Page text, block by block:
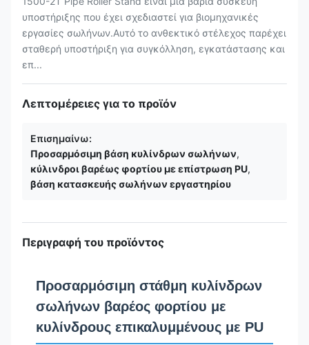
υποστήριξης που έχει σχεδιαστεί για βιομηχανικές
εργασίες σωλήνων.Αυτό το ανθεκτικό στέλεχος παρέχει
σταθερή υποστήριξη για συγκόλληση, εγκατάστασης και
επ...
Λεπτομέρειες για το προϊόν
Επισημαίνω:
Προσαρμόσιμη βάση κυλίνδρων σωλήνων,
κύλινδροι βαρέως φορτίου με επίστρωση PU,
βάση κατασκευής σωλήνων εργαστηρίου
Περιγραφή του προϊόντος
Προσαρμόσιμη στάθμη κυλίνδρων
σωλήνων βαρέος φορτίου με
κυλίνδρους επικαλυμμένους με PU